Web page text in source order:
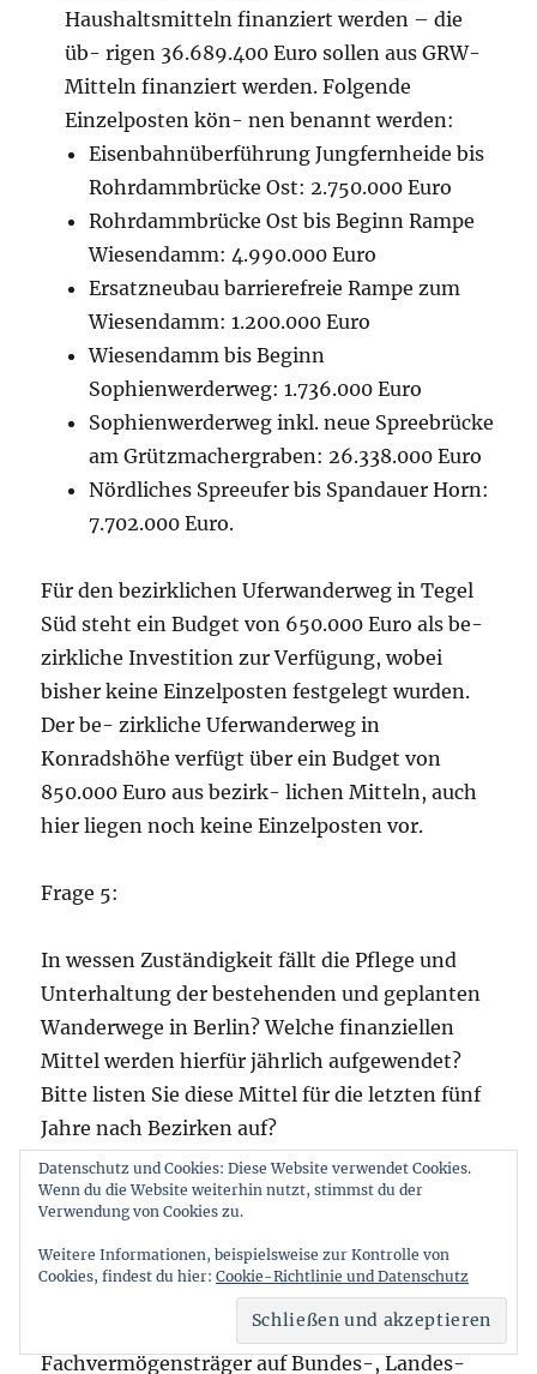
Haushaltsmitteln finanziert werden – die
üb- rigen 36.689.400 Euro sollen aus GRW-
Mitteln finanziert werden. Folgende
Einzelposten kön- nen benannt werden:
Eisenbahnüberführung Jungfernheide bis
Rohrdammbrücke Ost: 2.750.000 Euro
Rohrdammbrücke Ost bis Beginn Rampe
Wiesendamm: 4.990.000 Euro
Ersatzneubau barrierefreie Rampe zum
Wiesendamm: 1.200.000 Euro
Wiesendamm bis Beginn
Sophienwerderweg: 1.736.000 Euro
Sophienwerderweg inkl. neue Spreebrücke
am Grützmachergraben: 26.338.000 Euro
Nördliches Spreeufer bis Spandauer Horn:
7.702.000 Euro.
Für den bezirklichen Uferwanderweg in Tegel
Süd steht ein Budget von 650.000 Euro als be-
zirkliche Investition zur Verfügung, wobei
bisher keine Einzelposten festgelegt wurden.
Der be- zirkliche Uferwanderweg in
Konradshöhe verfügt über ein Budget von
850.000 Euro aus bezirk- lichen Mitteln, auch
hier liegen noch keine Einzelposten vor.
Frage 5:
In wessen Zuständigkeit fällt die Pflege und
Unterhaltung der bestehenden und geplanten
Wanderwege in Berlin? Welche finanziellen
Mittel werden hierfür jährlich aufgewendet?
Bitte listen Sie diese Mittel für die letzten fünf
Jahre nach Bezirken auf?
Antwort zu 5:
Grundsätzlich liegt die Pflege und
Unterhaltung von Wegen in der Zuständigkeit
der jeweiligen öffentlichen und privaten
Fachvermögensträger auf Bundes-, Landes-
Datenschutz und Cookies: Diese Website verwendet Cookies.
Wenn du die Website weiterhin nutzt, stimmst du der
Verwendung von Cookies zu.
Weitere Informationen, beispielsweise zur Kontrolle von
Cookies, findest du hier: Cookie-Richtlinie und Datenschutz